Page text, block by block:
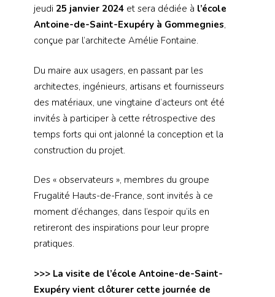
jeudi 25 janvier 2024 et sera dédiée à l’école
Antoine-de-Saint-Exupéry à Gommegnies,
conçue par l’architecte Amélie Fontaine.
Du maire aux usagers, en passant par les
architectes, ingénieurs, artisans et fournisseurs
des matériaux, une vingtaine d’acteurs ont été
invités à participer à cette rétrospective des
temps forts qui ont jalonné la conception et la
construction du projet.
Des « observateurs », membres du groupe
Frugalité Hauts-de-France, sont invités à ce
moment d’échanges, dans l’espoir qu’ils en
retireront des inspirations pour leur propre
pratiques.
>>> La visite de l’école Antoine-de-Saint-
Exupéry vient clôturer cette journée de